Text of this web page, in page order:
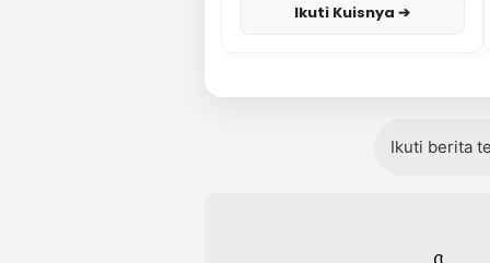
Ikuti Kuisnya ➔
Ikuti berita